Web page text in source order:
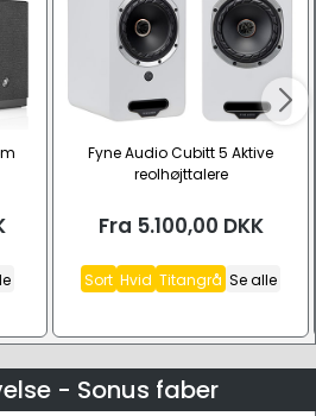
Fyne Audio Cubitt 5 Aktive
reolhøjttalere
Fra 5.100,00 DKK
Sort Hvid Titangrå Se alle
- Sonus faber